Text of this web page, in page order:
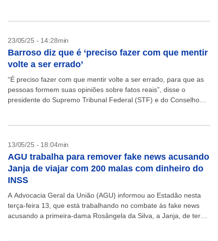
23/05/25 - 14:28min
Barroso diz que é ‘preciso fazer com que mentir
volte a ser errado’
“É preciso fazer com que mentir volte a ser errado, para que as
pessoas formem suas opiniões sobre fatos reais”, disse o
presidente do Supremo Tribunal Federal (STF) e do Conselho
13/05/25 - 18:04min
AGU trabalha para remover fake news acusando
Janja de viajar com 200 malas com dinheiro do
INSS
A Advocacia Geral da União (AGU) informou ao Estadão nesta
terça-feira 13, que está trabalhando no combate às fake news
acusando a primeira-dama Rosângela da Silva, a Janja, de ter